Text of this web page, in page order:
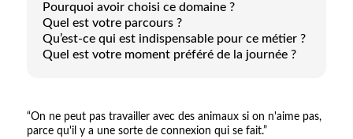
Pourquoi avoir choisi ce domaine ?
Quel est votre parcours ?
Qu’est-ce qui est indispensable pour ce métier ?
Quel est votre moment préféré de la journée ?
“On ne peut pas travailler avec des animaux si on n'aime pas,
parce qu'il y a une sorte de connexion qui se fait.”